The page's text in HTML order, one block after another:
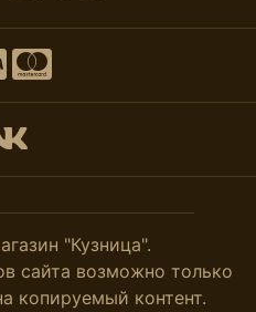
"Кузница".
сайта возможно только
копируемый контент.